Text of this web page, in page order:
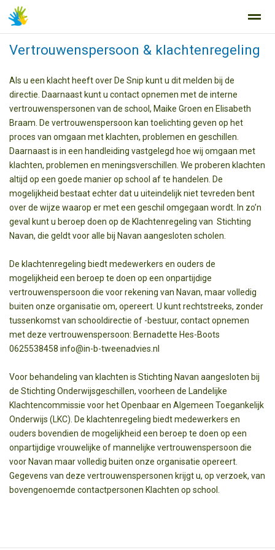
Home Zoeken Nieuws Agenda
Vertrouwenspersoon & klachtenregeling
Als u een klacht heeft over De Snip kunt u dit melden bij de
directie. Daarnaast kunt u contact opnemen met de interne
vertrouwenspersonen van de school, Maike Groen en Elisabeth
Braam. De vertrouwenspersoon kan toelichting geven op het
proces van omgaan met klachten, problemen en geschillen.
Daarnaast is in een handleiding vastgelegd hoe wij omgaan met
klachten, problemen en meningsverschillen. We proberen klachten
altijd op een goede manier op school af te handelen. De
mogelijkheid bestaat echter dat u uiteindelijk niet tevreden bent
over de wijze waarop er met een geschil omgegaan wordt. In zo’n
geval kunt u beroep doen op de Klachtenregeling van Stichting
Navan, die geldt voor alle bij Navan aangesloten scholen.
De klachtenregeling biedt medewerkers en ouders de
mogelijkheid een beroep te doen op een onpartijdige
vertrouwenspersoon die voor rekening van Navan, maar volledig
buiten onze organisatie om, opereert. U kunt rechtstreeks, zonder
tussenkomst van schooldirectie of -bestuur, contact opnemen
met deze vertrouwenspersoon: Bernadette Hes-Boots
0625538458 info@in-b-tweenadvies.nl
Voor behandeling van klachten is Stichting Navan aangesloten bij
de Stichting Onderwijsgeschillen, voorheen de Landelijke
Klachtencommissie voor het Openbaar en Algemeen Toegankelijk
Onderwijs (LKC). De klachtenregeling biedt medewerkers en
ouders bovendien de mogelijkheid een beroep te doen op een
onpartijdige vrouwelijke of mannelijke vertrouwenspersoon die
voor Navan maar volledig buiten onze organisatie opereert.
Gegevens van deze vertrouwenspersonen krijgt u, op verzoek, van
bovengenoemde contactpersonen Klachten op school.